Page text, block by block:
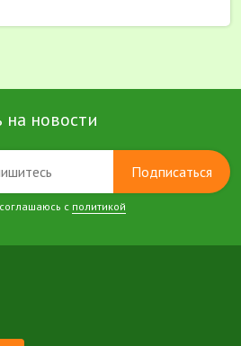
новости
Подписаться
с политикой